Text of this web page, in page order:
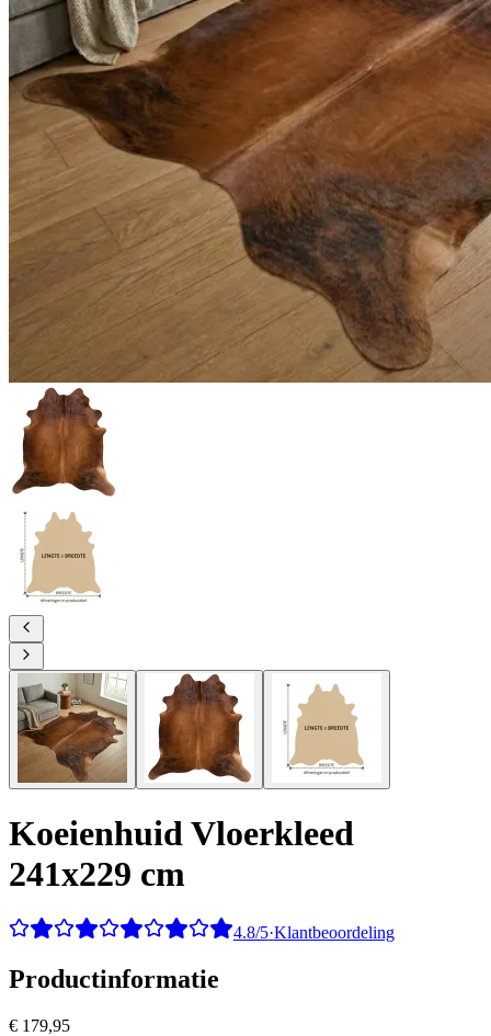
Koeienhuid Vloerkleed
241x229 cm
4.8/5·Klantbeoordeling
Productinformatie
€ 179,95